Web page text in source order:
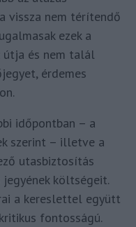
vissza nem térítendő
ezek a
útja és nem talál
érdemes
időpontban – a
szerint – illetve a
utasbiztosítás
költségeit.
a kereslettel együtt
fontosságú.